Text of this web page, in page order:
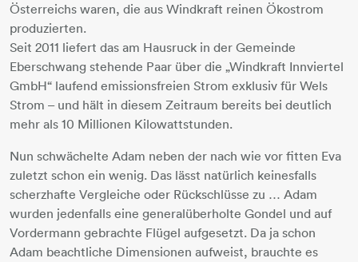
Österreichs waren, die aus Windkraft reinen Ökostrom
produzierten.
Seit 2011 liefert das am Hausruck in der Gemeinde
Eberschwang stehende Paar über die „Windkraft Innviertel
GmbH“ laufend emissionsfreien Strom exklusiv für Wels
Strom – und hält in diesem Zeitraum bereits bei deutlich
mehr als 10 Millionen Kilowattstunden.
Nun schwächelte Adam neben der nach wie vor fitten Eva
zuletzt schon ein wenig. Das lässt natürlich keinesfalls
scherzhafte Vergleiche oder Rückschlüsse zu … Adam
wurden jedenfalls eine generalüberholte Gondel und auf
Vordermann gebrachte Flügel aufgesetzt. Da ja schon
Adam beachtliche Dimensionen aufweist, brauchte es